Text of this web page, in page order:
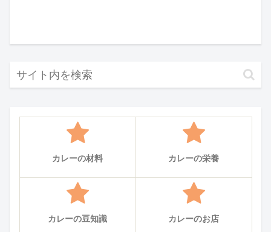
カレーの材料 カレーの栄養
カレーの豆知識 カレーのお店